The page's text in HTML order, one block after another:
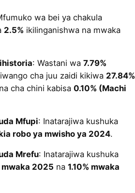
wa bei ya chakula
2.5% ikilinganishwa na mwaka
: Wastani wa 7.79%
cha juu zaidi kikiwa 27.84%
na cha chini kabisa 0.10% (Machi
Mfupi: Inatarajiwa kushuka
robo ya mwisho ya 2024.
Mrefu: Inatarajiwa kushuka
mwaka 2025 na 1.10% mwaka